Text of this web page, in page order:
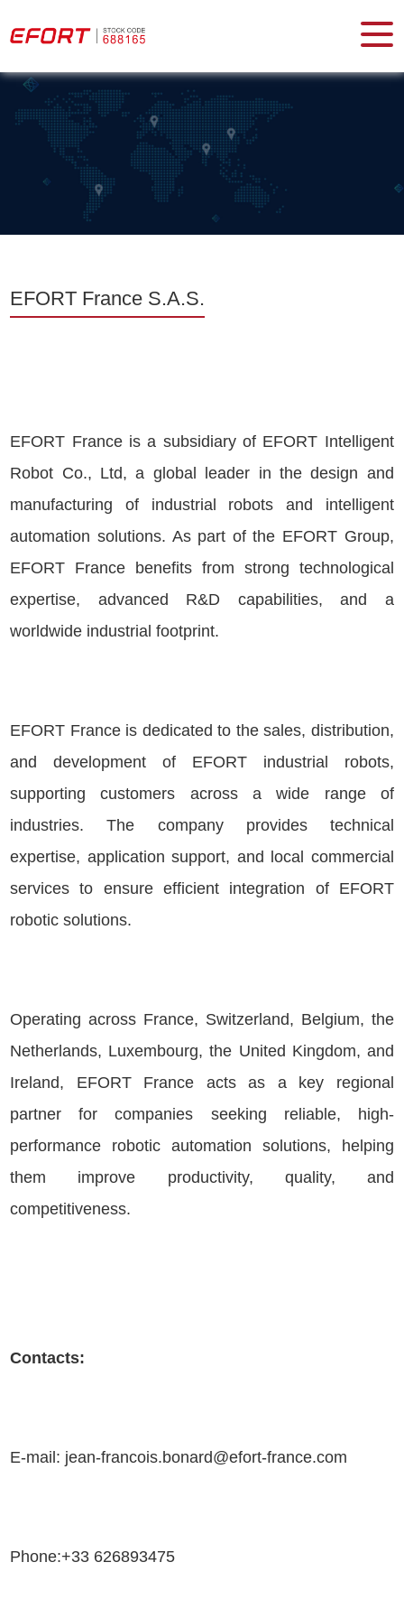
EFORT France S.A.S.
EFORT France is a subsidiary of EFORT Intelligent
Robot Co., Ltd, a global leader in the design and
manufacturing of industrial robots and intelligent
automation solutions. As part of the EFORT Group,
EFORT France benefits from strong technological
expertise, advanced R&D capabilities, and a
worldwide industrial footprint.
EFORT France is dedicated to the sales, distribution,
and development of EFORT industrial robots,
supporting customers across a wide range of
industries. The company provides technical
expertise, application support, and local commercial
services to ensure efficient integration of EFORT
robotic solutions.
Operating across France, Switzerland, Belgium, the
Netherlands, Luxembourg, the United Kingdom, and
Ireland, EFORT France acts as a key regional
partner for companies seeking reliable, high-
performance robotic automation solutions, helping
them improve productivity, quality, and
competitiveness.
Contacts:
E-mail: jean-francois.bonard@efort-france.com
Phone:+33 626893475